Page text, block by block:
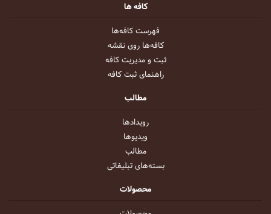
کافه ها
فهرست کافه‌ها
کافه‌ها روی نقشه
ثبت و مدیریت کافه
راهنمای ثبت کافه
مطالب
رویداد‌ها
ویدیو‌ها
مطالب
بسته‌های تبلیغاتی
محصولات